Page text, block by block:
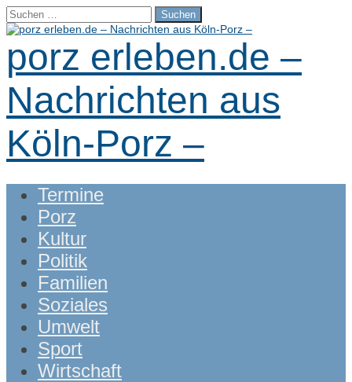
Suchen
nach:
porz erleben.de –
Nachrichten aus
Köln-Porz –
Main
menu
Skip
content
Termine
Porz
Kultur
Politik
Familien
Soziales
Umwelt
Sport
Wirtschaft